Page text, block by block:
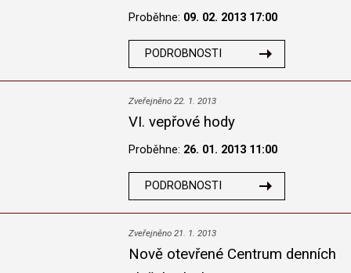
Proběhne: 09. 02. 2013 17:00
PODROBNOSTI
Zveřejněno 22. 1. 2013
VI. vepřové hody
Proběhne: 26. 01. 2013 11:00
PODROBNOSTI
Zveřejněno 21. 1. 2013
Nově otevřené Centrum denních